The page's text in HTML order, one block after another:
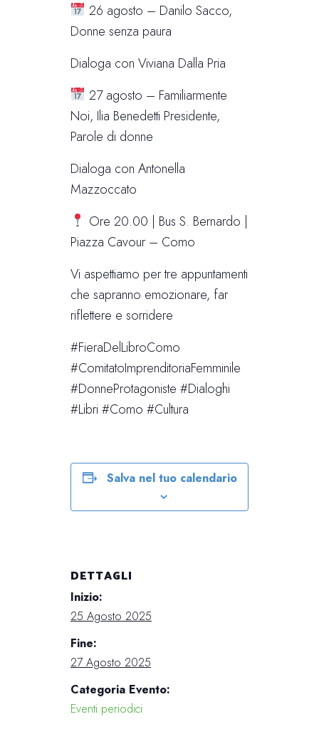
26 agosto – Danilo Sacco,
Donne senza paura
Dialoga con Viviana Dalla Pria
27 agosto – Familiarmente
Noi, Ilia Benedetti Presidente,
Parole di donne
Dialoga con Antonella
Mazzoccato
Ore 20.00 | Bus S. Bernardo |
Piazza Cavour – Como
Vi aspettiamo per tre appuntamenti
che sapranno emozionare, far
riflettere e sorridere
#FieraDelLibroComo
#ComitatoImprenditoriaFemminile
#DonneProtagoniste #Dialoghi
#Libri #Como #Cultura
Salva nel tuo calendario
DETTAGLI
Inizio:
25 Agosto 2025
Fine:
27 Agosto 2025
Categoria Evento:
Eventi periodici